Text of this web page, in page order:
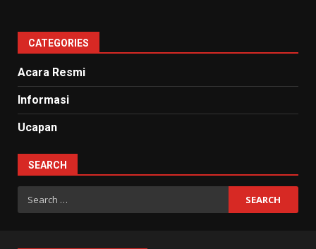
CATEGORIES
Acara Resmi
Informasi
Ucapan
SEARCH
Search
for: